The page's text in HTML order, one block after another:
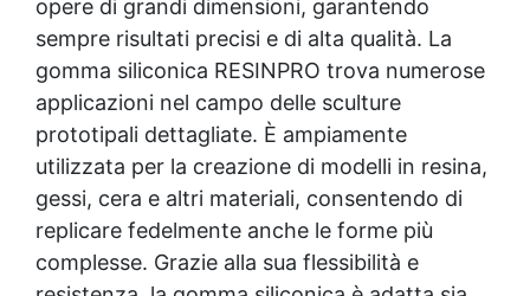
Tecnica di colata: Versa il silicone
delicatamente da un unico punto,
permettendo al materiale di fluire
naturalmente e riempire tutti i dettagli senza
inglobare aria. Degasaggio (opzionale): Per
progetti con dettagli molto fini, si consiglia di
utilizzare un contenitore sottovuoto per
rimuovere eventuali bolle d’aria prima della
colata. Tempi e condizioni di indurimento
Tempo di lavorazione (WT): Circa 30-40
minuti a temperatura ambiente (25°C),
sufficienti per completare la colata e
opere di grandi dimensioni, garantendo
sempre risultati precisi e di alta qualità. La
gomma siliconica RESINPRO trova numerose
applicazioni nel campo delle sculture
prototipali dettagliate. È ampiamente
utilizzata per la creazione di modelli in resina,
gessi, cera e altri materiali, consentendo di
replicare fedelmente anche le forme più
complesse. Grazie alla sua flessibilità e